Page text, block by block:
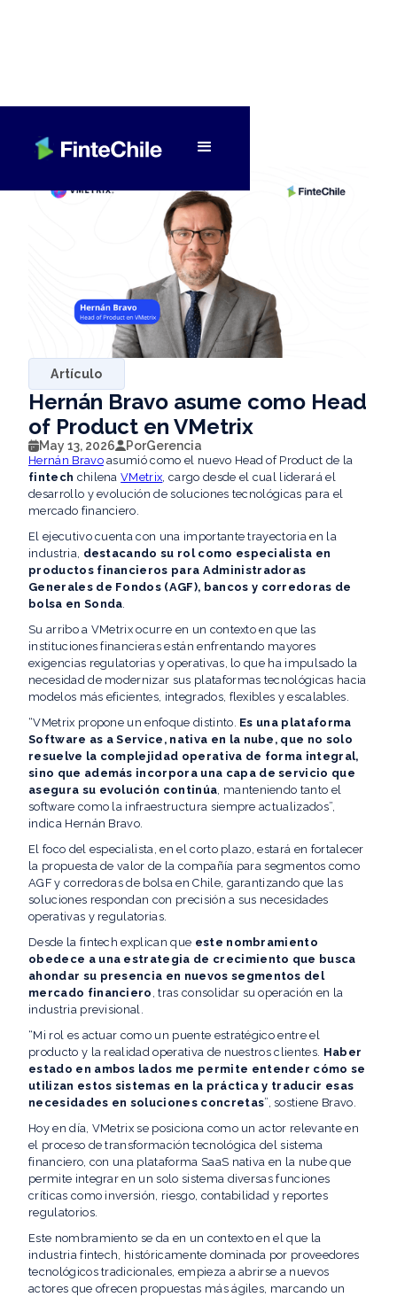
Artículo
Hernán Bravo asume como Head
of Product en VMetrix
May 13, 2026 PorGerencia
Hernán Bravoasumió como el nuevo Head of Product de la
fintech chilenaVMetrix , cargo desde el cual liderará el
desarrollo y evolución de soluciones tecnológicas para el
mercado financiero.
El ejecutivo cuenta con una importante trayectoria en la
industria, destacando su rol como especialista en
productos financieros para Administradoras
Generales de Fondos (AGF), bancos y corredoras de
bolsa en Sonda
Su arribo a VMetrix ocurre en un contexto en que las
instituciones financieras están enfrentando mayores
exigencias regulatorias y operativas, lo que ha impulsado la
necesidad de modernizar sus plataformas tecnológicas hacia
modelos más eficientes, integrados, flexibles y escalables.
“VMetrix propone un enfoque distinto. Es una plataforma
Software as a Service, nativa en la nube, que no solo
resuelve la complejidad operativa de forma integral,
sino que además incorpora una capa de servicio que
asegura su evolución continúa , manteniendo tanto el
software como la infraestructura siempre actualizados”,
indica Hernán Bravo.
El foco del especialista, en el corto plazo, estará en fortalecer
la propuesta de valor de la compañía para segmentos como
AGF y corredoras de bolsa en Chile, garantizando que las
soluciones respondan con precisión a sus necesidades
operativas y regulatorias.
Desde la fintech explican que este nombramiento
obedece a una estrategia de crecimiento que busca
ahondar su presencia en nuevos segmentos del
mercado financiero , tras consolidar su operación en la
industria previsional.
“Mi rol es actuar como un puente estratégico entre el
producto y la realidad operativa de nuestros clientes. Haber
estado en ambos lados me permite entender cómo se
utilizan estos sistemas en la práctica y traducir esas
necesidades en soluciones concretas”, sostiene Bravo.
Hoy en día, VMetrix se posiciona como un actor relevante en
el proceso de transformación tecnológica del sistema
financiero, con una plataforma SaaS nativa en la nube que
permite integrar en un solo sistema diversas funciones
críticas como inversión, riesgo, contabilidad y reportes
regulatorios.
Este nombramiento se da en un contexto en el que la
industria fintech, históricamente dominada por proveedores
tecnológicos tradicionales, empieza a abrirse a nuevos
actores que ofrecen propuestas más ágiles, marcando un